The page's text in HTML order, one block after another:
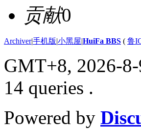
贡献0
Archiver|手机版|小黑屋|HuiFa BBS ( 鲁
GMT+8, 2026-
14 queries .
Powered by